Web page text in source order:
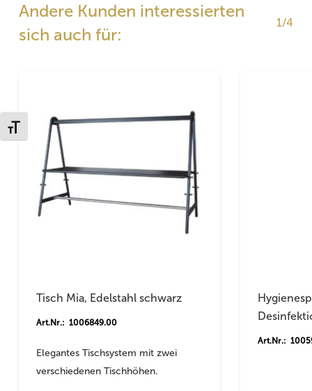
Schrift vergrößern
Andere Kunden interessierten
sich auch für:
1/4
Tisch Mia, Edelstahl schwarz
Art.Nr.: 1006849.00
Elegantes Tischsystem mit zwei
verschiedenen Tischhöhen.
Art.Nr.: